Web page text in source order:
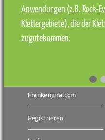
Anwendungen (z.B. Rock-
Klettergebiete), die der
zugutekommen.
Frankenjura.com
Registrieren